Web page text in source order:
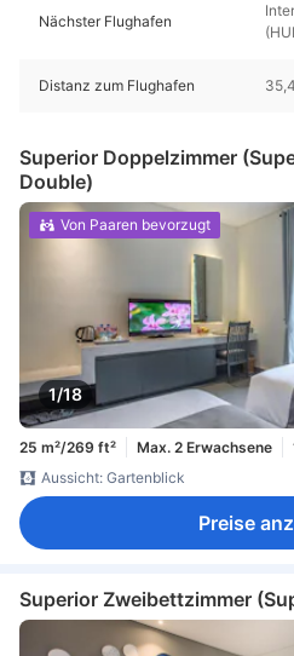
Nächster Flughafen
Distanz zum Flughafen
Superior Doppelzimmer
Double)
1/18
Von Paaren bevorzugt
25 m²/269 ft² Max. 2 Erwachsene
Aussicht: Gartenblick
Preise
Superior Zweibettzimmer